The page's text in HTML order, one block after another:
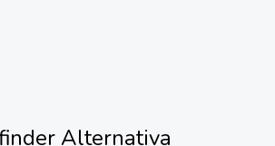
Alternativa